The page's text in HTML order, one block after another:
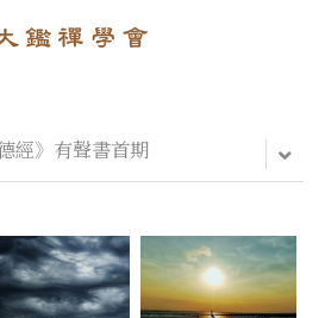
活動
經》有聲書首期
部落格分類
經》